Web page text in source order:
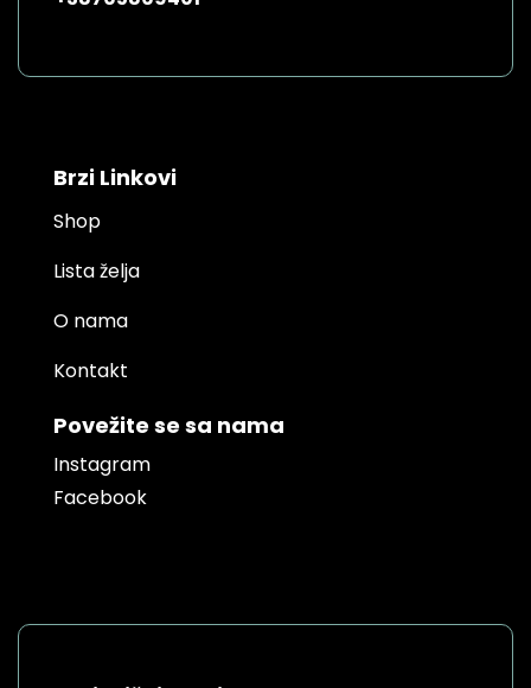
Brzi Linkovi
Shop
Lista želja
O nama
Kontakt
Povežite se sa nama
Instagram
Facebook